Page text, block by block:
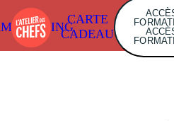
CARTE
CADEAU